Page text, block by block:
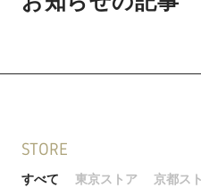
STORE
すべて 東京ストア 京都ス